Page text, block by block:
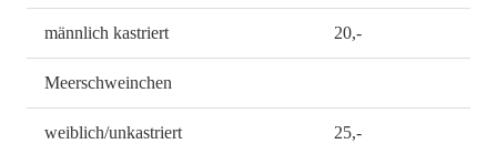
männlich kastriert 20,-
Meerschweinchen
weiblich/unkastriert 25,-